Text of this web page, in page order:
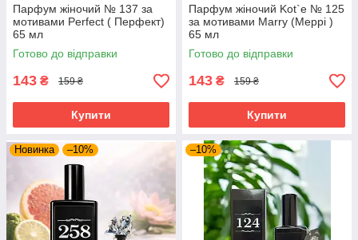
Парфум жіночий № 137 за
мотивами Perfect ( Перфект)
65 мл
Готово до відправки
143 ₴ 159 ₴
Купити
Парфум жіночий Kot`e № 125
за мотивами Marry (Меррі )
65 мл
Готово до відправки
143 ₴ 159 ₴
Купити
Новинка –10% –10%